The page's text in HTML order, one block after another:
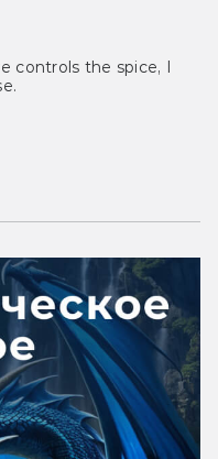
controls the spice, I